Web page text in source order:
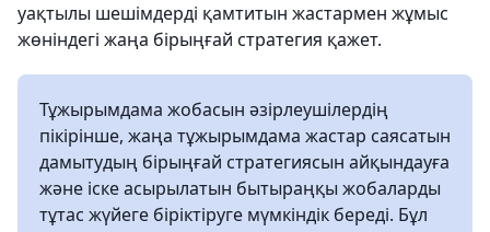
уақтылы шешімдерді қамтитын жастармен жұмыс
жөніндегі жаңа бірыңғай стратегия қажет.
Тұжырымдама жобасын әзірлеушілердің
пікірінше, жаңа тұжырымдама жастар саясатын
дамытудың бірыңғай стратегиясын айқындауға
және іске асырылатын бытыраңқы жобаларды
тұтас жүйеге біріктіруге мүмкіндік береді. Бұл